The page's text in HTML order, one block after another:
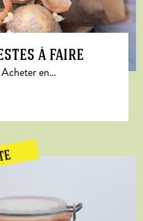
à faire
Acheter en…